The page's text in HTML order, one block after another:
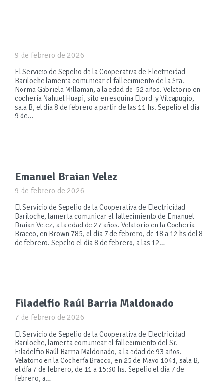
9 de febrero de 2026
El Servicio de Sepelio de la Cooperativa de Electricidad
Bariloche lamenta comunicar el fallecimiento de la Sra.
Norma Gabriela Millaman, a la edad de 52 años. Velatorio en
cochería Nahuel Huapi, sito en esquina Elordi y Vilcapugio,
sala B, el dia 8 de febrero a partir de las 11 hs. Sepelio el día
9 de…
Emanuel Braian Velez
9 de febrero de 2026
El Servicio de Sepelio de la Cooperativa de Electricidad
Bariloche, lamenta comunicar el fallecimiento de Emanuel
Braian Velez, a la edad de 27 años. Velatorio en la Cochería
Bracco, en Brown 785, el día 7 de febrero, de 18 a 12 hs del 8
de febrero. Sepelio el día 8 de febrero, a las 12…
Filadelfio Raúl Barria Maldonado
7 de febrero de 2026
El Servicio de Sepelio de la Cooperativa de Electricidad
Bariloche, lamenta comunicar el fallecimiento del Sr.
Filadelfio Raúl Barria Maldonado, a la edad de 93 años.
Velatorio en la Cochería Bracco, en 25 de Mayo 1041, sala B,
el día 7 de febrero, de 11 a 15:30 hs. Sepelio el día 7 de
febrero, a…